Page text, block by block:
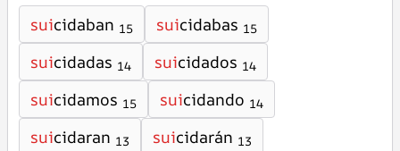
suicidaban 15 suicidabas 15
suicidadas 14 suicidados 14
suicidamos 15 suicidando 14
suicidaran 13 suicidarán 13